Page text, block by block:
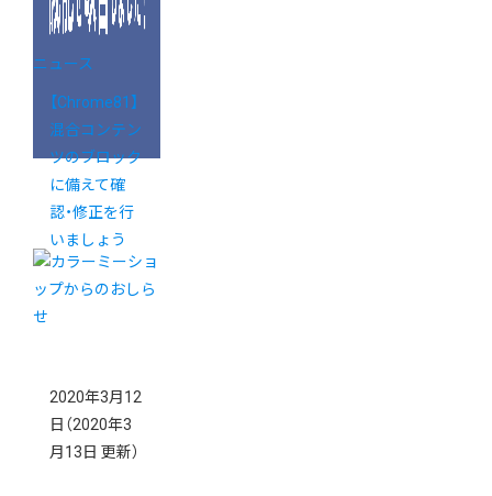
ニュース
【Chrome81】
混合コンテン
ツのブロック
に備えて確
認・修正を行
いましょう
2020年3月12
日 （2020年3
月13日 更新）